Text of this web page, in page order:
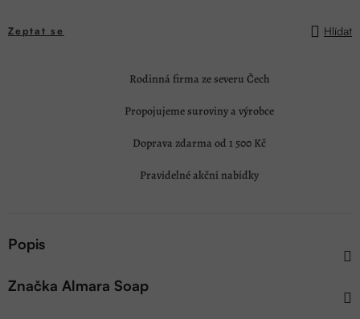
Zeptat se Hlídat
Rodinná firma ze severu Čech
Propojujeme suroviny a výrobce
Doprava zdarma od 1 500 Kč
Pravidelné akční nabídky
Popis
Značka Almara Soap